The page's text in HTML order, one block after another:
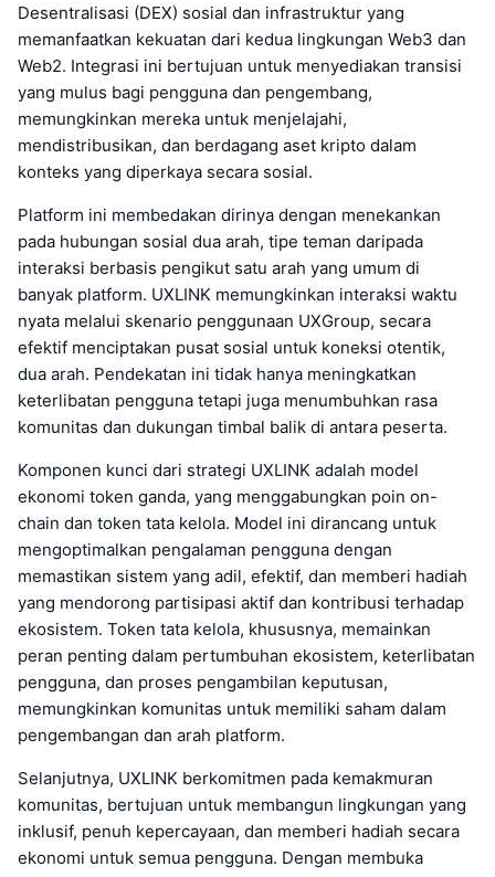
Desentralisasi (DEX) sosial dan infrastruktur yang
memanfaatkan kekuatan dari kedua lingkungan Web3 dan
Web2. Integrasi ini bertujuan untuk menyediakan transisi
yang mulus bagi pengguna dan pengembang,
memungkinkan mereka untuk menjelajahi,
mendistribusikan, dan berdagang aset kripto dalam
konteks yang diperkaya secara sosial.
Platform ini membedakan dirinya dengan menekankan
pada hubungan sosial dua arah, tipe teman daripada
interaksi berbasis pengikut satu arah yang umum di
banyak platform. UXLINK memungkinkan interaksi waktu
nyata melalui skenario penggunaan UXGroup, secara
efektif menciptakan pusat sosial untuk koneksi otentik,
dua arah. Pendekatan ini tidak hanya meningkatkan
keterlibatan pengguna tetapi juga menumbuhkan rasa
komunitas dan dukungan timbal balik di antara peserta.
Komponen kunci dari strategi UXLINK adalah model
ekonomi token ganda, yang menggabungkan poin on-
chain dan token tata kelola. Model ini dirancang untuk
mengoptimalkan pengalaman pengguna dengan
memastikan sistem yang adil, efektif, dan memberi hadiah
yang mendorong partisipasi aktif dan kontribusi terhadap
ekosistem. Token tata kelola, khususnya, memainkan
peran penting dalam pertumbuhan ekosistem, keterlibatan
pengguna, dan proses pengambilan keputusan,
memungkinkan komunitas untuk memiliki saham dalam
pengembangan dan arah platform.
Selanjutnya, UXLINK berkomitmen pada kemakmuran
komunitas, bertujuan untuk membangun lingkungan yang
inklusif, penuh kepercayaan, dan memberi hadiah secara
ekonomi untuk semua pengguna. Dengan membuka